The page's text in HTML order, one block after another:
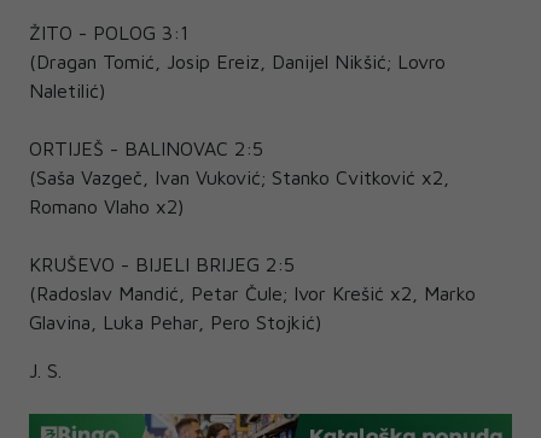
ŽITO - POLOG 3:1
(Dragan Tomić, Josip Ereiz, Danijel Nikšić; Lovro
Naletilić)
ORTIJEŠ - BALINOVAC 2:5
(Saša Vazgeč, Ivan Vuković; Stanko Cvitković x2,
Romano Vlaho x2)
KRUŠEVO - BIJELI BRIJEG 2:5
(Radoslav Mandić, Petar Čule; Ivor Krešić x2, Marko
Glavina, Luka Pehar, Pero Stojkić)
J. S.